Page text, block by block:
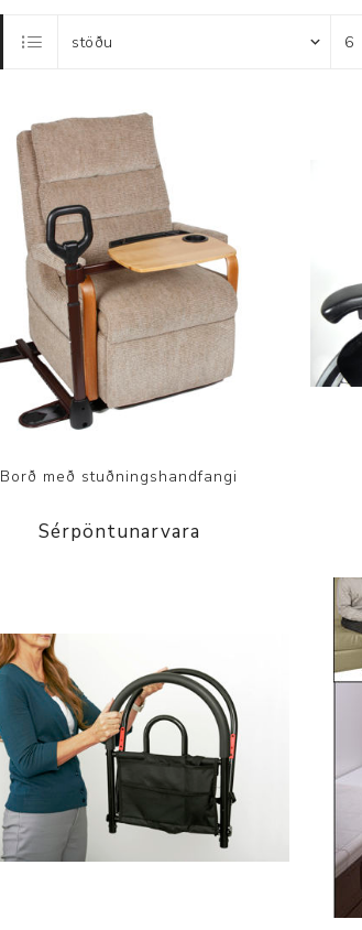
Dýnur
Húsgögn
Aukabúnaður
Legusáravarnir
Borð með stuðningshandfangi
Sérpöntunarvara